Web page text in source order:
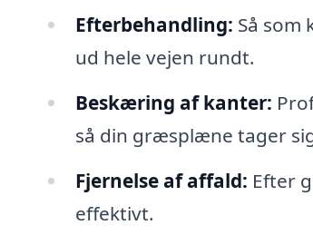
Efterbehandling: Så
ud hele vejen rundt.
Beskæring af kanter:
så din græsplæne tager
Fjernelse af affald: Efter
effektivt.